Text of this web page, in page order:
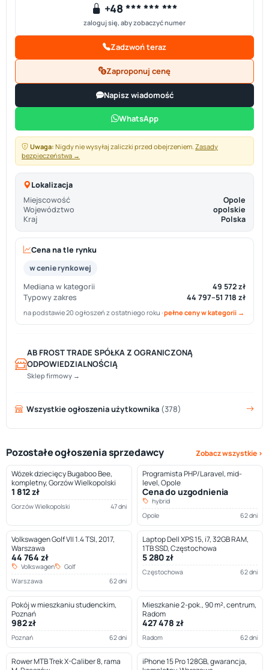
+48 *** *** ***
zaloguj się, aby zobaczyć numer
Zadzwoń teraz
Zaproponuj cenę
Napisz wiadomość
WhatsApp
Uwaga: Nigdy nie wysyłaj zaliczki przed obejrzeniem. Zasady
bezpieczeństwa →
Lokalizacja
Miejscowość
Opole
Województwo
opolskie
Kraj
Polska
Cena na tle rynku
w cenie rynkowej
Mediana w kategorii
49 572 zł
Typowy zakres
44 797–51 718 zł
na podstawie 20 ogłoszeń z ostatniego roku ·pełne ceny w kategorii →
AB FROST TRADE SPÓŁKA Z OGRANICZONĄ
ODPOWIEDZIALNOŚCIĄ
Sklep firmowy →
Wszystkie ogłoszenia użytkownika (378)
Pozostałe ogłoszenia sprzedawcy
Zobacz wszystkie ›
Wózek dziecięcy Bugaboo Bee,
kompletny, Gorzów Wielkopolski
1 812 zł
Gorzów Wielkopolski 47 dni
Programista PHP/Laravel, mid-
level, Opole
Cena do uzgodnienia
hybrid
Opole
62 dni
Volkswagen Golf VII 1.4 TSI, 2017,
Warszawa
44 764 zł
Volkswagen
Golf
Warszawa
62 dni
Laptop Dell XPS 15, i7, 32GB RAM,
1TB SSD, Częstochowa
5 280 zł
Częstochowa 62 dni
Pokój w mieszkaniu studenckim,
Poznań
982 zł
Poznań 62 dni
Mieszkanie 2-pok., 90 m², centrum,
Radom
427 478 zł
Radom 62 dni
Rower MTB Trek X-Caliber 8, rama
iPhone 15 Pro 128GB, gwarancja,